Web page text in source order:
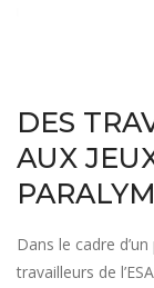
DES
AUX
Dans le cadre
travailleurs de